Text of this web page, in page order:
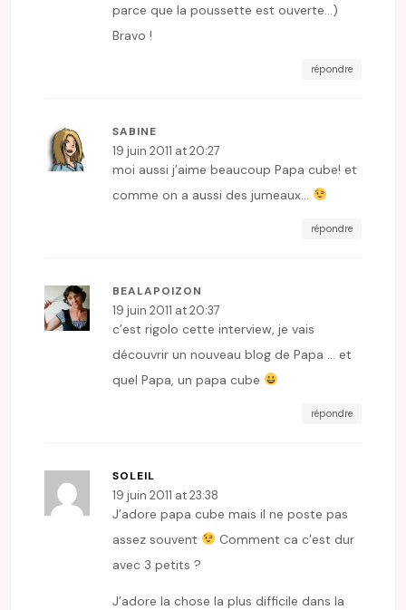
parce que la poussette est ouverte…)
Bravo !
répondre
SABINE
19 juin 2011 at 20:27
moi aussi j’aime beaucoup Papa cube! et
comme on a aussi des jumeaux…
répondre
BEALAPOIZON
19 juin 2011 at 20:37
c’est rigolo cette interview, je vais
découvrir un nouveau blog de Papa … et
quel Papa, un papa cube
répondre
SOLEIL
19 juin 2011 at 23:38
J’adore papa cube mais il ne poste pas
assez souvent
Comment ca c’est dur
avec 3 petits ?
J’adore la chose la plus difficile dans la